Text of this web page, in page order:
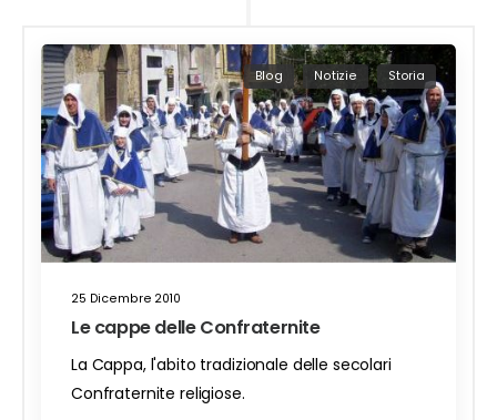
25 Dicembre 2010
Blog Notizie Storia
Le cappe delle Confraternite
La Cappa, l'abito tradizionale delle secolari
Confraternite religiose.